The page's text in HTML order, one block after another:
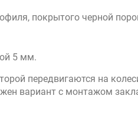
покрытого черной
5 мм.
передвигаются на
вариант с монтажом